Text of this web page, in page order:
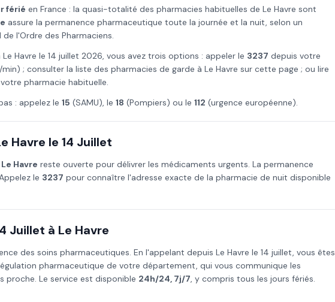
férié en France : la quasi-totalité des pharmacies habituelles de Le Havre sont
assure la permanence pharmaceutique toute la journée et la nuit, selon un
l'Ordre des Pharmaciens.
Le Havre le 14 juillet 2026, vous avez trois options : appeler le 3237 depuis votre
; consulter la liste des pharmacies de garde à Le Havre sur cette page ; ou lire
pharmacie habituelle.
: appelez le 15 (SAMU), le 18 (Pompiers) ou le 112 (urgence européenne).
Havre le 14 Juillet
Le Havre reste ouverte pour délivrer les médicaments urgents. La permanence
le 3237 pour connaître l'adresse exacte de la pharmacie de nuit disponible
Juillet à Le Havre
des soins pharmaceutiques. En l'appelant depuis Le Havre le 14 juillet, vous êtes
pharmaceutique de votre département, qui vous communique les
proche. Le service est disponible 24h/24, 7j/7, y compris tous les jours fériés.